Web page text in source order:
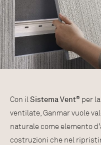
Con il Sistema Vent® per
ventilate, Ganmar vuole
naturale come elemento
costruzioni che nel